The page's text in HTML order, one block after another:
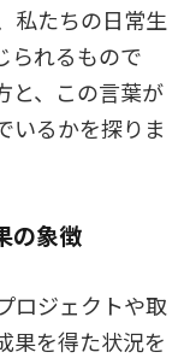
私たちの日常生
られるもので
と、この言葉が
いるかを探りま
の象徴
ロジェクトや取
果を得た状況を